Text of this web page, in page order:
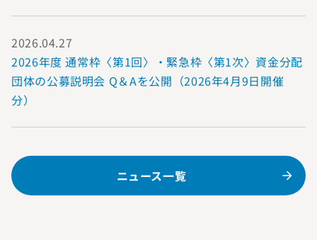
2026.04.27
2026年度 通常枠〈第1回〉・緊急枠〈第1次〉資金分配
団体の公募説明会 Q＆Aを公開（2026年4月9日開催
分）
ニュース一覧